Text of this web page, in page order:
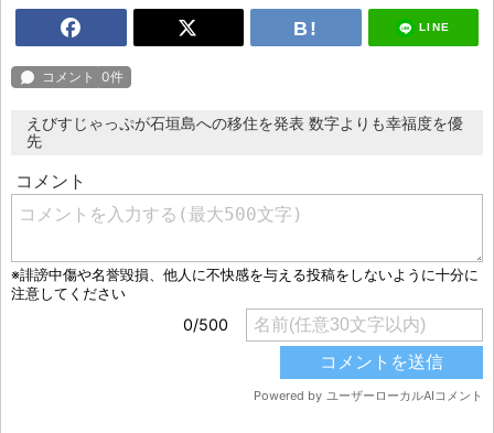
LINE
えびすじゃっぷが石垣島への移住を発表 数字よりも幸福度を優
先